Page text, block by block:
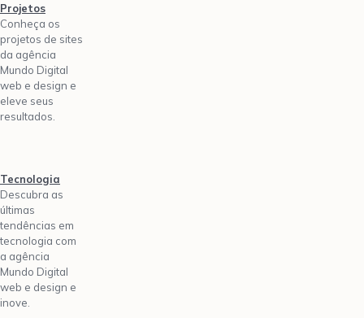
Projetos
Conheça os
projetos de sites
da agência
Mundo Digital
web e design e
eleve seus
resultados.
Tecnologia
Descubra as
últimas
tendências em
tecnologia com
a agência
Mundo Digital
web e design e
inove.